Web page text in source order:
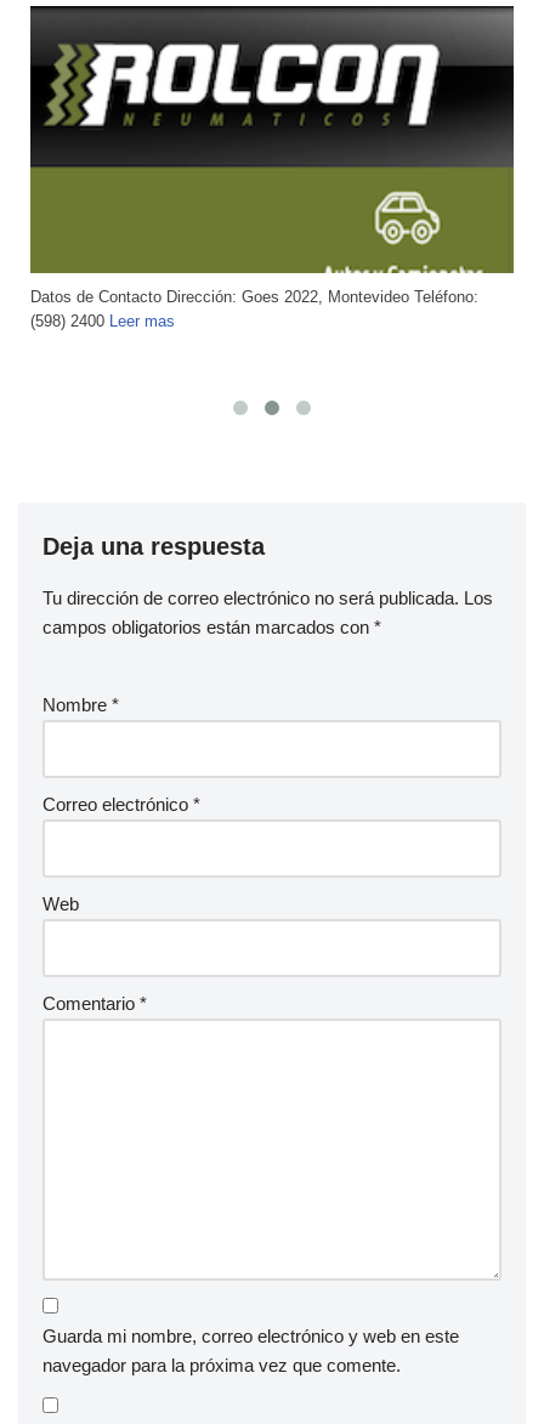
Datos de Contacto Dirección: Agraciada 2720 Teléfono: 2203 4449
Email:Leer mas
Deja una respuesta
Tu dirección de correo electrónico no será publicada. Los
campos obligatorios están marcados con *
Nombre *
Correo electrónico *
Web
Comentario *
Guarda mi nombre, correo electrónico y web en este
navegador para la próxima vez que comente.